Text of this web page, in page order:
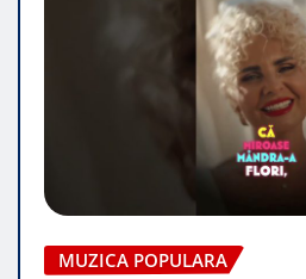
MUZICA POPULARA